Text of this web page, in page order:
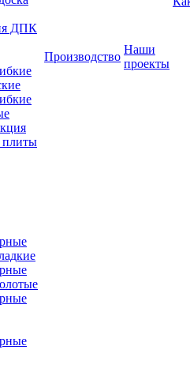
ДПК
плиты
Производство
Наши
проекты